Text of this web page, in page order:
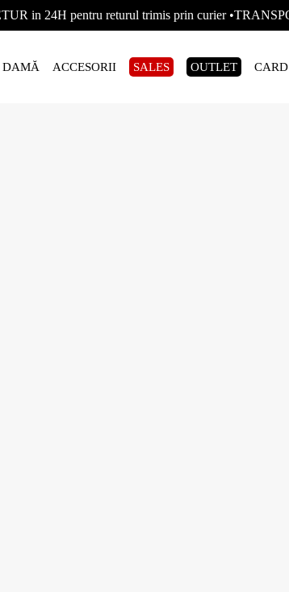
in 24H pentru returul trimis prin curier
DAMĂ ACCESORII SALES OUTLET